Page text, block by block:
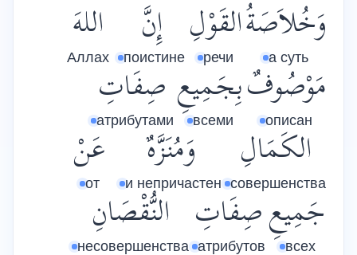
وَخُلاَصَةُ
а суть
القَوْلِ
речи
إِنَّ
поистине
اللهَ
Аллах
مَوْصُوفٌ
описан
بِجَمِيعِ
всеми
صِفَاتِ
атрибутами
الكَمَالِ
совершенства
وَمُنَزَّهٌ
и непричастен
عَنْ
от
جَمِيعِ
всех
صِفَاتِ
атрибутов
النُّقْصَانِ
несовершенства